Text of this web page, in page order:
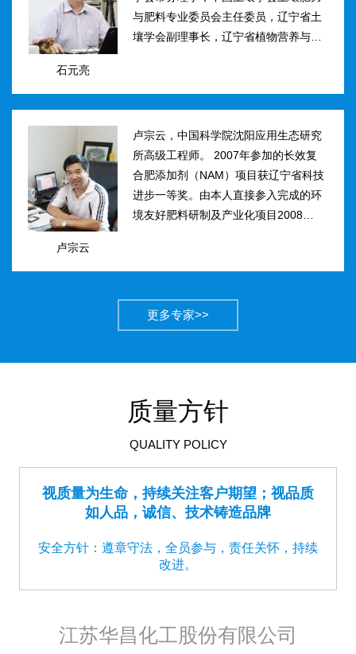
石元亮
与肥料专业委员会主任委员，辽宁省土
壤学会副理事长，辽宁省植物营养与肥
家“十二五&rdqu...
卢宗云
卢宗云，中国科学院沈阳应用生态研究
所高级工程师。 2007年参加的长效复
合肥添加剂（NAM）项目获辽宁省科技
进步一等奖。由本人直接参入完成的环
境友好肥料研制及产业化项目2008年获
市有突出贡献中青年专...
更多专家>>
质量方针
QUALITY POLICY
视质量为生命，持续关注客户期望；视品质
如人品，诚信、技术铸造品牌
安全方针：遵章守法，全员参与，责任关怀，持续
改进。
江苏华昌化工股份有限公司